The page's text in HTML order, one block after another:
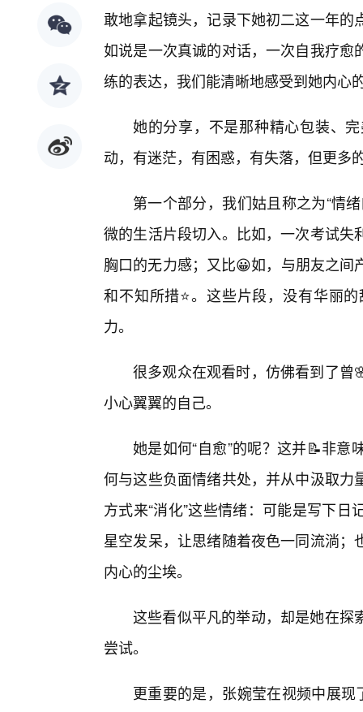
敢地拿起镜头，记录下她初二这一年
如说是一次真诚的对话，一次自我疗
练的表达，我们能清晰地感受到她内心
她的分享，不是那种精心包装、
动，有迷茫，有困惑，有失落，但更多
第一个部分，我们姑且称之为“情
微的生活片段切入。比如，一次考试
胸口的无力感；又比😀如，与朋友之
和不知所措⭐。这些片段，没有华丽
力。
很多观众在观看时，仿佛看到了曾
小心翼翼的自己。
她是如何“自愈”的呢？这并📝非
何与这些负面情绪共处，并从中汲取
方式来“消化”这些情绪：可能是写下
星空发呆，让思绪随着夜色一同流淌
内心的尘埃。
这些看似平凡的举动，却是她在探
尝试。
更重要的是，张婉莹在视频中展现